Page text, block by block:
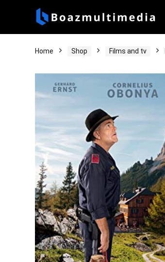
Home Shop Films and tv